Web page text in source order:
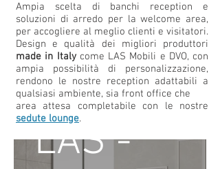
Ampia scelta di banchi reception e
soluzioni di arredo per la welcome area,
per accogliere al meglio clienti e visitatori.
Design e qualità dei migliori produttori
made in Italycome LAS Mobili e DVO, con
ampia possibilità di personalizzazione,
rendono le nostre reception adattabili a
qualsiasi ambiente, sia front office che
area attesa completabile con le nostre
sedute lounge.
LAS -